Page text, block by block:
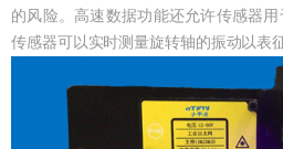
的风险。高速数据功能还允许传感器
传感器可以实时测量旋转轴的振动以表